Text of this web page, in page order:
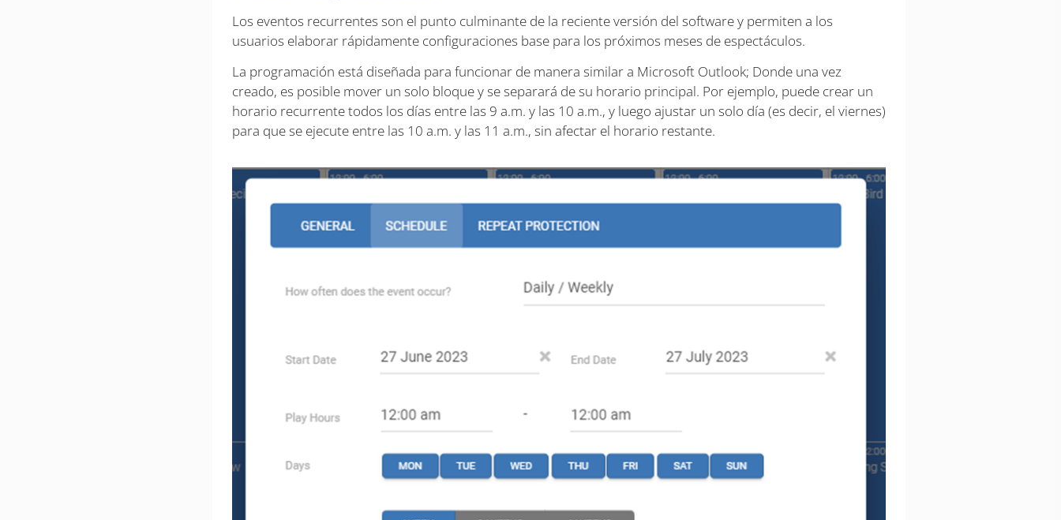
Los eventos recurrentes son el punto culminante de la reciente versión del software y permiten a los
usuarios elaborar rápidamente configuraciones base para los próximos meses de espectáculos.
La programación está diseñada para funcionar de manera similar a Microsoft Outlook; Donde una vez
creado, es posible mover un solo bloque y se separará de su horario principal. Por ejemplo, puede crear un
horario recurrente todos los días entre las 9 a.m. y las 10 a.m., y luego ajustar un solo día (es decir, el viernes)
para que se ejecute entre las 10 a.m. y las 11 a.m., sin afectar el horario restante.